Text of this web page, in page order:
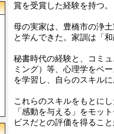
賞を受賞した経験を持つ。
母の実家は、豊橋市の浄
と学んできた。家訓は「
秘書時代の経験と、コミ
ミング）等、心理学をベ
を学習し、自らのスキル
これらのスキルをもとに
「感動を与える」をモッ
ビスだとの評価を得るこ